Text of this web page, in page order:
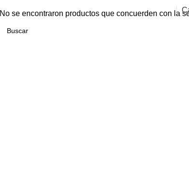
No se encontraron productos que concuerden con la